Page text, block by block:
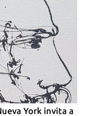
York invita a